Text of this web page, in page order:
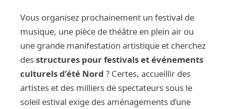
Vous organisez prochainement un festival de
musique, une pièce de théâtre en plein air ou
une grande manifestation artistique et cherchez
desstructures pour festivals et événements
culturels d’été Nord ? Certes, accueillir des
artistes et des milliers de spectateurs sous le
soleil estival exige des aménagements d’une